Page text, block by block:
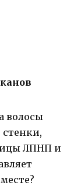
волосы
ЛПНП и